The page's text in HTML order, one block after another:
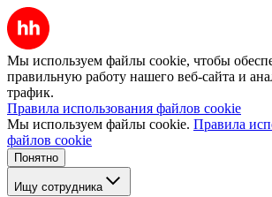
Мы используем файлы cookie, чтобы
правильную работу нашего веб-сайта и
трафик.
Правила использования файлов cookie
Мы используем файлы cookie. Правила
файлов cookie
Понятно
Ищу сотрудника